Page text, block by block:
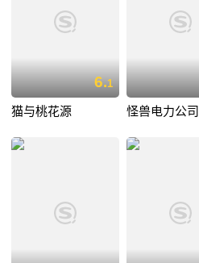
6.1
猫与桃花源 怪兽电力公司